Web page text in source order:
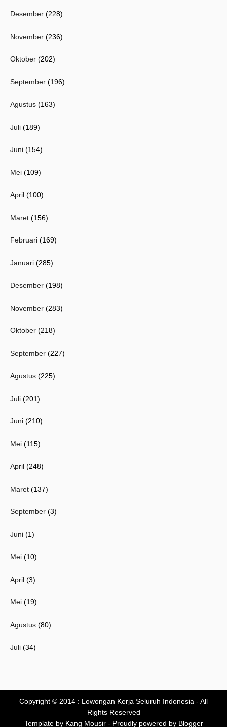
Desember (228)
November (236)
Oktober (202)
September (196)
Agustus (163)
Juli (189)
Juni (154)
Mei (109)
April (100)
Maret (156)
Februari (169)
Januari (285)
Desember (198)
November (283)
Oktober (218)
September (227)
Agustus (225)
Juli (201)
Juni (210)
Mei (115)
April (248)
Maret (137)
September (3)
Juni (1)
Mei (10)
April (3)
Mei (19)
Agustus (80)
Juli (34)
Copyright © 2014 : Lowongan Kerja Seluruh Indonesia - All
Rights Reserved
Template by Kang Mousir- Proudly powered by Blogger